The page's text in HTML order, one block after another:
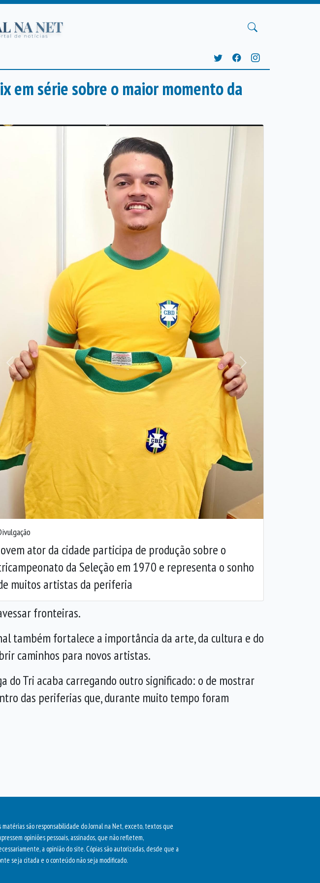
em série sobre o maior momento da
ator da cidade participa de produção sobre o
da Seleção em 1970 e representa o sonho
muitos artistas da periferia
Anterior Próxima
fronteiras.
também fortalece a importância da arte, da cultura e do
caminhos para novos artistas.
do Tri acaba carregando outro significado: o de mostrar
das periferias que, durante muito tempo foram
matérias são responsabilidade do Jornal na Net, exceto, textos que
opiniões pessoais, assinados, que não refletem,
a opinião do site. Cópias são autorizadas, desde que a
seja citada e o conteúdo não seja modificado.